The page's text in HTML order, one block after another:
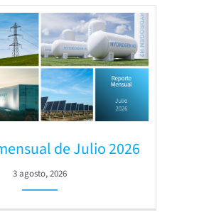
de Julio 2026
3 agosto, 2026